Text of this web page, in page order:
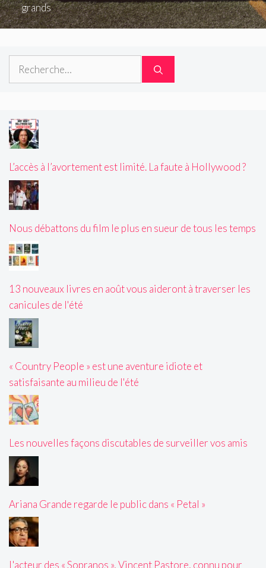
grands
Rechercher :
L’accès à l’avortement est limité. La faute à Hollywood ?
Nous débattons du film le plus en sueur de tous les temps
13 nouveaux livres en août vous aideront à traverser les
canicules de l'été
« Country People » est une aventure idiote et
satisfaisante au milieu de l'été
Les nouvelles façons discutables de surveiller vos amis
Ariana Grande regarde le public dans « Petal »
L'acteur des « Sopranos », Vincent Pastore, connu pour